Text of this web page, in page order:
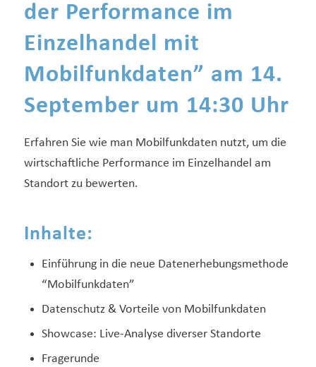
der Performance im
Einzelhandel mit
Mobilfunkdaten” am 14.
September um 14:30 Uhr
Erfahren Sie wie man Mobilfunkdaten nutzt, um die
wirtschaftliche Performance im Einzelhandel am
Standort zu bewerten.
Inhalte:
Einführung in die neue Datenerhebungsmethode
“Mobilfunkdaten”
Datenschutz & Vorteile von Mobilfunkdaten
Showcase: Live-Analyse diverser Standorte
Fragerunde